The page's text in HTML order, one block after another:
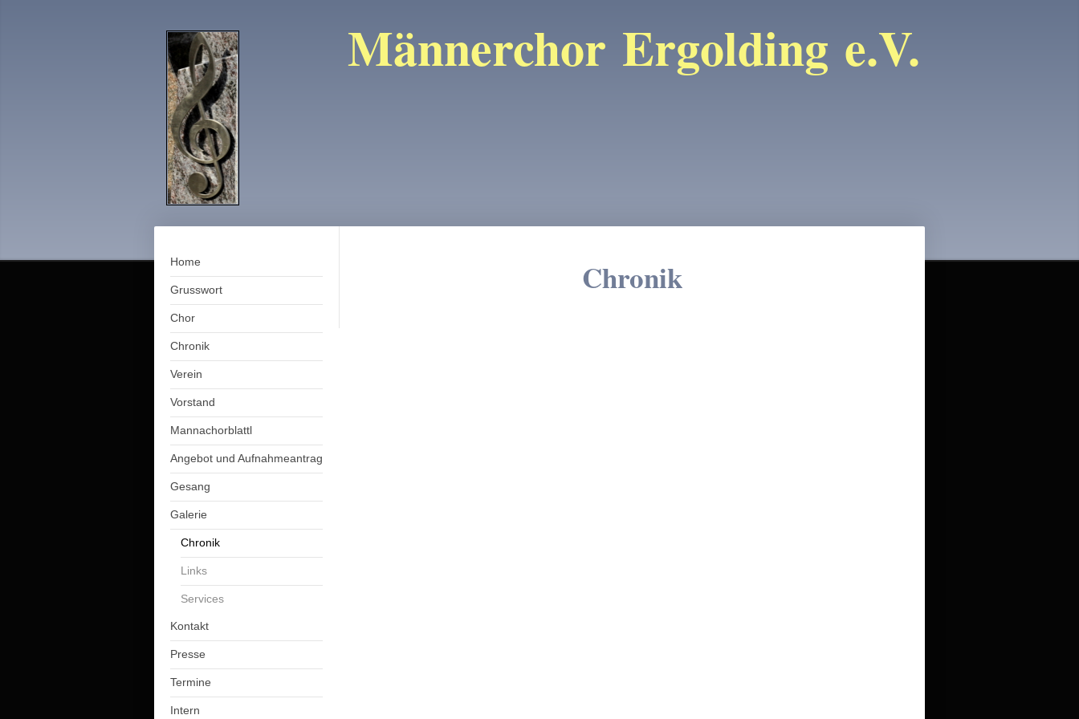
Männerchor Ergolding e.V.
Home
Grusswort
Chor
Chronik
Verein
Vorstand
Mannachorblattl
Angebot und Aufnahmeantrag
Gesang
Galerie
Chronik
Links
Services
Kontakt
Presse
Termine
Intern
Chronik